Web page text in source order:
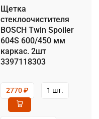
Щетка
стеклоочистителя
BOSCH Twin Spoiler
604S 600/450 мм
каркас. 2шт
3397118303
2770₽ 1 шт.